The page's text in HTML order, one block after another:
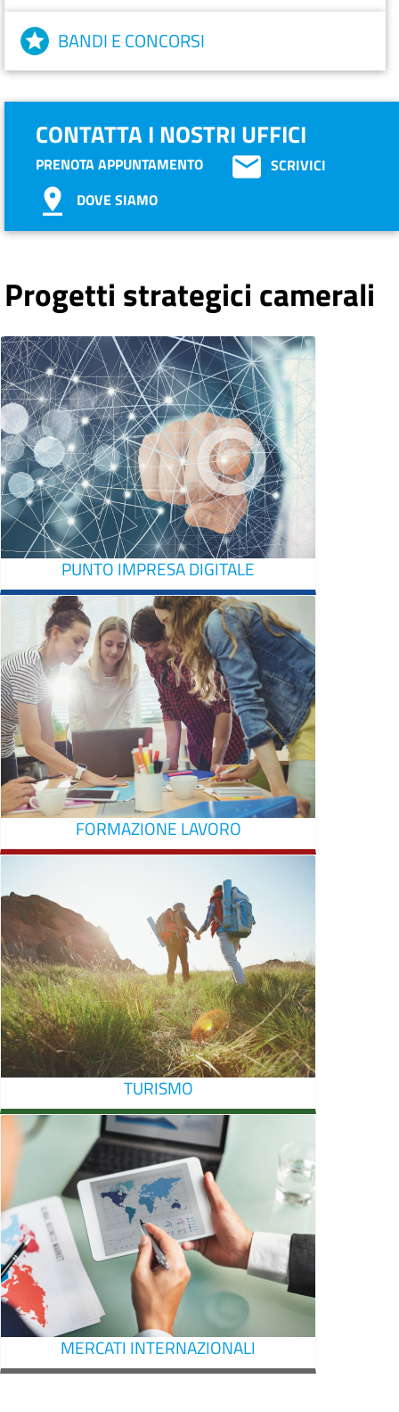
BANDI E CONCORSI
CONTATTA I NOSTRI UFFICI
PRENOTA APPUNTAMENTO
SCRIVICI
DOVE SIAMO
Progetti strategici camerali
PUNTO IMPRESA DIGITALE
FORMAZIONE LAVORO
TURISMO
MERCATI INTERNAZIONALI